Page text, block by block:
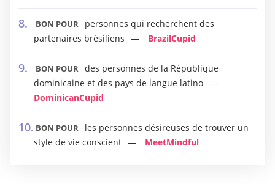
BON POUR
personnes qui recherchent des
partenaires brésiliens
BrazilCupid
BON POUR des personnes de la République
dominicaine et des pays de langue latino
DominicanCupid
BON POUR
les personnes désireuses de trouver un
style de vie conscient
MeetMindful